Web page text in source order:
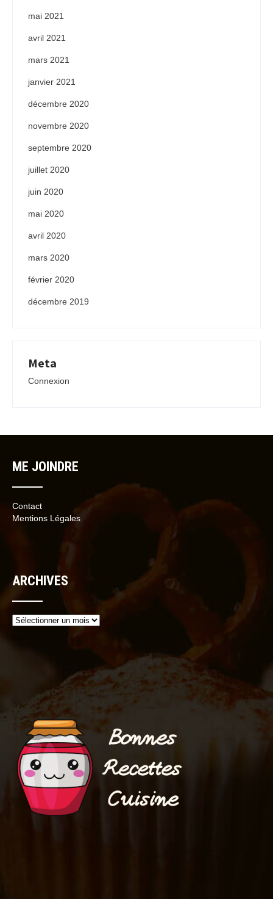
mai 2021
avril 2021
mars 2021
janvier 2021
décembre 2020
novembre 2020
septembre 2020
juillet 2020
juin 2020
mai 2020
avril 2020
mars 2020
février 2020
décembre 2019
Meta
Connexion
ME JOINDRE
Contact
Mentions Légales
ARCHIVES
Archives